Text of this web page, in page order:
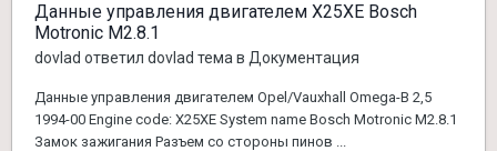
Данные управления двигателем X25XE Bosch
Motronic M2.8.1
dovlad ответил dovlad тема в Документация
Данные управления двигателем Opel/Vauxhall Omega-B 2,5
1994-00 Engine code: X25XE System name Bosch Motronic M2.8.1
Замок зажигания Разъем со стороны пинов ...